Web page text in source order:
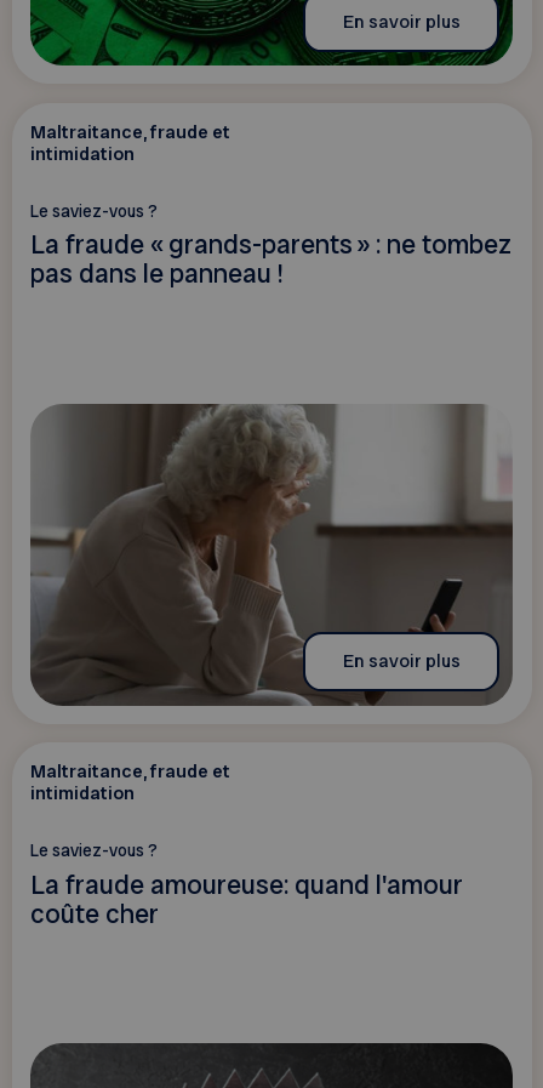
En savoir plus
Maltraitance, fraude et
intimidation
Le saviez-vous ?
La fraude « grands-parents » : ne tombez
pas dans le panneau !
En savoir plus
Maltraitance, fraude et
intimidation
Le saviez-vous ?
La fraude amoureuse: quand l'amour
coûte cher